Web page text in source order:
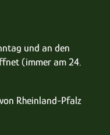
und an den
(immer am 24.
Rheinland-Pfalz